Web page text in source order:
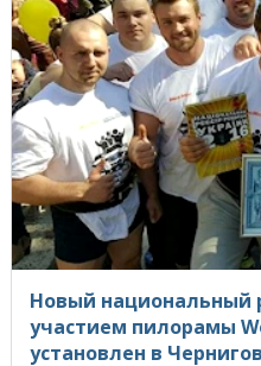
Новый национальный
участием пилорамы
установлен в